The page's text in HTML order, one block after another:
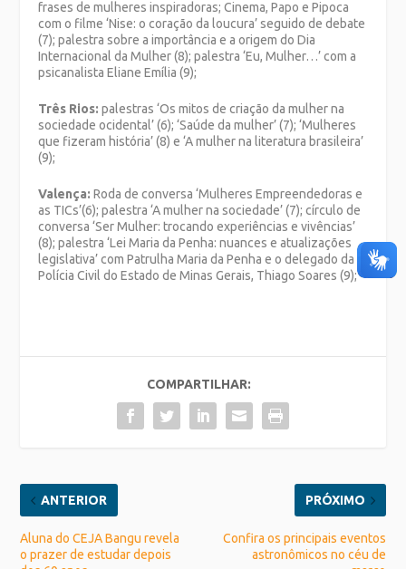
frases de mulheres inspiradoras; Cinema, Papo e Pipoca
com o filme ‘Nise: o coração da loucura’ seguido de debate
(7); palestra sobre a importância e a origem do Dia
Internacional da Mulher (8); palestra ‘Eu, Mulher…’ com a
psicanalista Eliane Emília (9);
Três Rios:palestras ‘Os mitos de criação da mulher na
sociedade ocidental’ (6); ‘Saúde da mulher’ (7); ‘Mulheres
que fizeram história’ (8) e ‘A mulher na literatura brasileira’
(9);
Valença: Roda de conversa ‘Mulheres Empreendedoras e
as TICs’(6); palestra ‘A mulher na sociedade’ (7); círculo de
conversa ‘Ser Mulher: trocando experiências e vivências’
(8); palestra ‘Lei Maria da Penha: nuances e atualizações
legislativa’ com Patrulha Maria da Penha e o delegado da
Polícia Civil do Estado de Minas Gerais, Thiago Soares (9);
COMPARTILHAR:
ANTERIOR
Aluna do CEJA Bangu revela
o prazer de estudar depois
PRÓXIMO
Confira os principais eventos
astronômicos no céu de